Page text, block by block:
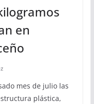
en
mes de julio las
plástica,